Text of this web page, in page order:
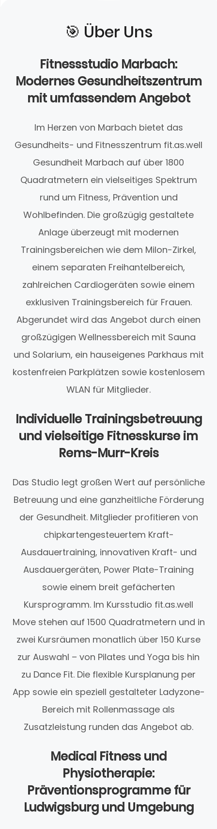
🎯️ Über Uns
Fitnessstudio Marbach:
Modernes Gesundheitszentrum
mit umfassendem Angebot
Im Herzen von Marbach bietet das
Gesundheits- und Fitnesszentrum fit.as.well
Gesundheit Marbach auf über 1800
Quadratmetern ein vielseitiges Spektrum
rund um Fitness, Prävention und
Wohlbefinden. Die großzügig gestaltete
Anlage überzeugt mit modernen
Trainingsbereichen wie dem Milon-Zirkel,
einem separaten Freihantelbereich,
zahlreichen Cardiogeräten sowie einem
exklusiven Trainingsbereich für Frauen.
Abgerundet wird das Angebot durch einen
großzügigen Wellnessbereich mit Sauna
und Solarium, ein hauseigenes Parkhaus mit
kostenfreien Parkplätzen sowie kostenlosem
WLAN für Mitglieder.
Individuelle Trainingsbetreuung
und vielseitige Fitnesskurse im
Rems-Murr-Kreis
Das Studio legt großen Wert auf persönliche
Betreuung und eine ganzheitliche Förderung
der Gesundheit. Mitglieder profitieren von
chipkartengesteuertem Kraft-
Ausdauertraining, innovativen Kraft- und
Ausdauergeräten, Power Plate-Training
sowie einem breit gefächerten
Kursprogramm. Im Kursstudio fit.as.well
Move stehen auf 1500 Quadratmetern und in
zwei Kursräumen monatlich über 150 Kurse
zur Auswahl – von Pilates und Yoga bis hin
zu Dance Fit. Die flexible Kursplanung per
App sowie ein speziell gestalteter Ladyzone-
Bereich mit Rollenmassage als
Zusatzleistung runden das Angebot ab.
Medical Fitness und
Physiotherapie:
Präventionsprogramme für
Ludwigsburg und Umgebung